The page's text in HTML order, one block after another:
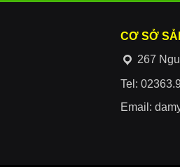
CƠ SỞ
267
Tel:
Email: